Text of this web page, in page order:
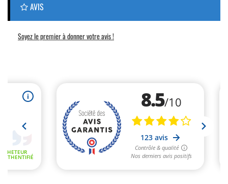
AVIS
Soyez le premier à donner votre avis !